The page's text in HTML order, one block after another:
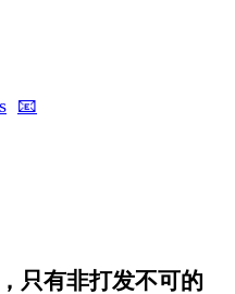
📧
只有非打发不可的